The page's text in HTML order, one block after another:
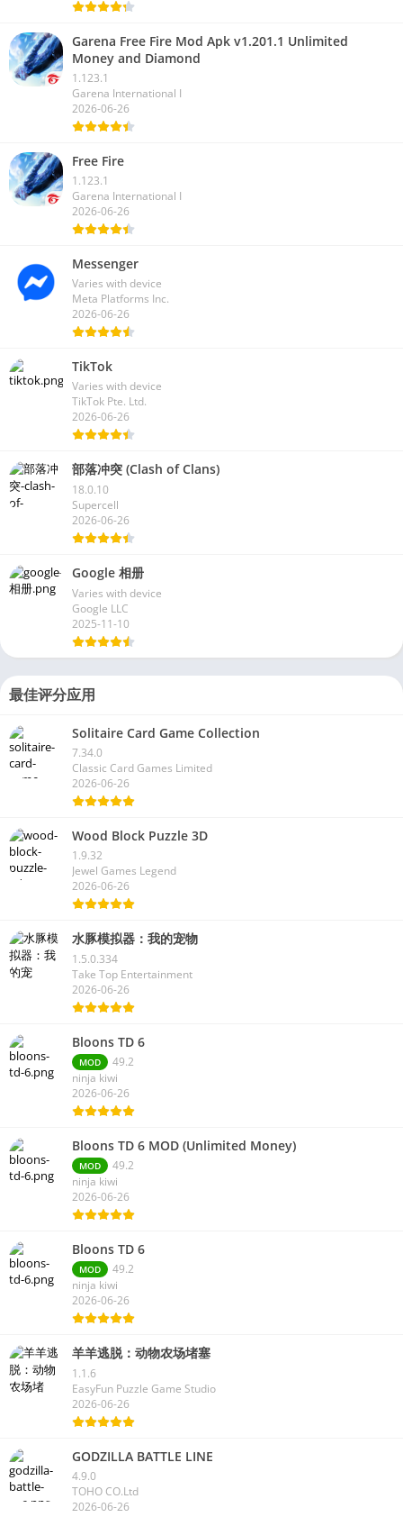
Garena Free Fire Mod Apk v1.201.1 Unlimited
Money and Diamond
1.123.1
Garena International I
2026-06-26
Free Fire
1.123.1
Garena International I
2026-06-26
Messenger
Varies with device
Meta Platforms Inc.
2026-06-26
TikTok
Varies with device
TikTok Pte. Ltd.
2026-06-26
部落冲突 (Clash of Clans)
18.0.10
Supercell
2026-06-26
Google 相册
Varies with device
Google LLC
2025-11-10
最佳评分应用
Solitaire Card Game Collection
7.34.0
Classic Card Games Limited
2026-06-26
Wood Block Puzzle 3D
1.9.32
Jewel Games Legend
2026-06-26
水豚模拟器：我的宠物
1.5.0.334
Take Top Entertainment
2026-06-26
Bloons TD 6
MOD
49.2
ninja kiwi
2026-06-26
Bloons TD 6 MOD (Unlimited Money)
MOD
49.2
ninja kiwi
2026-06-26
Bloons TD 6
MOD
49.2
ninja kiwi
2026-06-26
羊羊逃脱：动物农场堵塞
1.1.6
EasyFun Puzzle Game Studio
2026-06-26
GODZILLA BATTLE LINE
4.9.0
TOHO CO.Ltd
2026-06-26